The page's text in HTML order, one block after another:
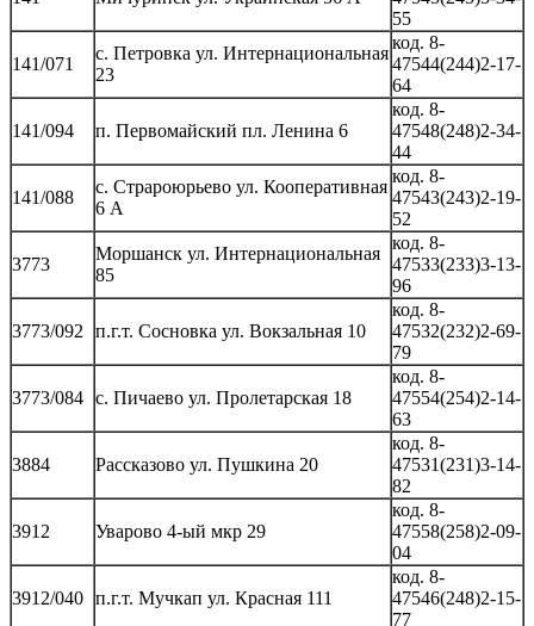
55
141/071
с. Петровка ул. Интернациональная
23
код. 8-
47544(244)2-17-
64
141/094 п. Первомайский пл. Ленина 6
код. 8-
47548(248)2-34-
44
141/088
с. Страроюрьево ул. Кооперативная
6 А
код. 8-
47543(243)2-19-
52
3773
Моршанск ул. Интернациональная
85
код. 8-
47533(233)3-13-
96
3773/092 п.г.т. Сосновка ул. Вокзальная 10
код. 8-
47532(232)2-69-
79
3773/084 с. Пичаево ул. Пролетарская 18
код. 8-
47554(254)2-14-
63
3884 Рассказово ул. Пушкина 20
код. 8-
47531(231)3-14-
82
3912 Уварово 4-ый мкр 29
код. 8-
47558(258)2-09-
04
3912/040 п.г.т. Мучкап ул. Красная 111
код. 8-
47546(248)2-15-
77